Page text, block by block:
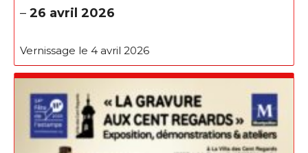
– 26 avril 2026
Vernissage le 4 avril 2026